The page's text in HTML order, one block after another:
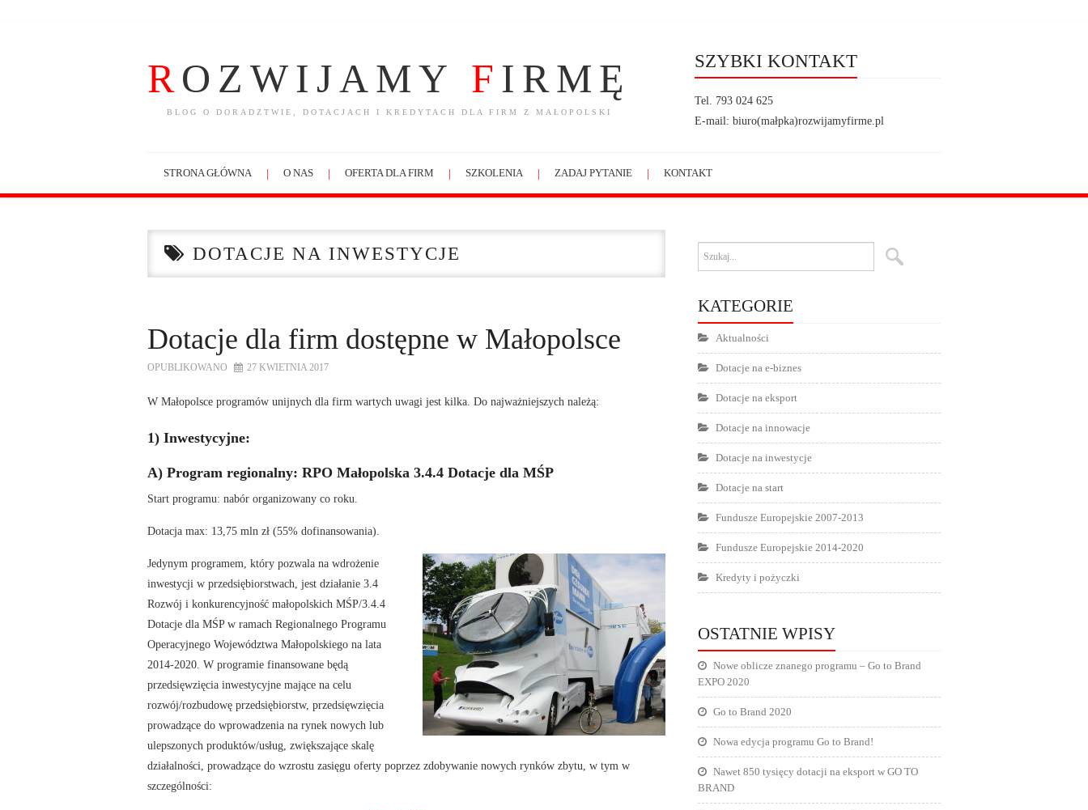
ROZWIJAMY F IRMĘ
BLOG O DORADZTWIE, DOTACJACH I KREDYTACH DLA FIRM Z MAŁOPOLSKI
SZYBKI KONTAKT
Tel. 793 024 625
E-mail: biuro(małpka)rozwijamyfirme.pl
STRONA GŁÓWNA O NAS OFERTA DLA FIRM SZKOLENIA ZADAJ PYTANIE KONTAKT
DOTACJE NA INWESTYCJE
Dotacje dla firm dostępne w Małopolsce
OPUBLIKOWANO 27 KWIETNIA 2017
W Małopolsce programów unijnych dla firm wartych uwagi jest kilka. Do najważniejszych należą:
1) Inwestycyjne:
A) Program regionalny: RPO Małopolska 3.4.4 Dotacje dla MŚP
Start programu: nabór organizowany co roku.
Dotacja max: 13,75 mln zł (55% dofinansowania).
Jedynym programem, który pozwala na wdrożenie
inwestycji w przedsiębiorstwach, jest działanie 3.4
Rozwój i konkurencyjność małopolskich MŚP/3.4.4
Dotacje dla MŚP w ramach Regionalnego Programu
Operacyjnego Województwa Małopolskiego na lata
2014-2020. W programie finansowane będą
przedsięwzięcia inwestycyjne mające na celu
rozwój/rozbudowę przedsiębiorstw, przedsięwzięcia
prowadzące do wprowadzenia na rynek nowych lub
ulepszonych produktów/usług, zwiększające skalę
działalności, prowadzące do wzrostu zasięgu oferty poprzez zdobywanie nowych rynków zbytu, w tym w
szczególności:
KATEGORIE
Aktualności
Dotacje na e-biznes
Dotacje na eksport
Dotacje na innowacje
Dotacje na inwestycje
Dotacje na start
Fundusze Europejskie 2007-2013
Fundusze Europejskie 2014-2020
Kredyty i pożyczki
OSTATNIE WPISY
Nowe oblicze znanego programu – Go to Brand
EXPO 2020
Go to Brand 2020
Nowa edycja programu Go to Brand!
Nawet 850 tysięcy dotacji na eksport w GO TO
BRAND